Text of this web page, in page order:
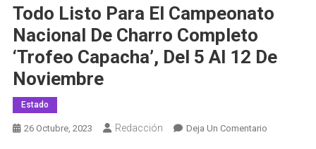
Todo Listo Para El Campeonato
Nacional De Charro Completo
‘Trofeo Capacha’, Del 5 Al 12 De
Noviembre
Estado
26 Octubre, 2023 Redacción Deja Un ComentarioEn